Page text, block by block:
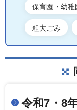
保育園・幼稚
粗大ごみ
令和7・8